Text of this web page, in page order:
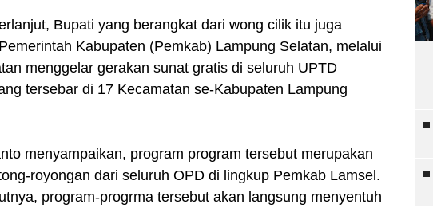
Bupati yang berangkat dari wong cilik itu juga
Kabupaten (Pemkab) Lampung Selatan, melalui
menggelar gerakan sunat gratis di seluruh UPTD
tersebar di 17 Kecamatan se-Kabupaten Lampung
menyampaikan, program program tersebut merupakan
royongan dari seluruh OPD di lingkup Pemkab Lamsel.
program-progrma tersebut akan langsung menyentuh